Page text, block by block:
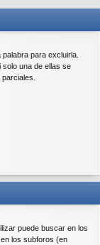
palabra para excluirla.
una de ellas se
puede buscar en los
los subforos (en